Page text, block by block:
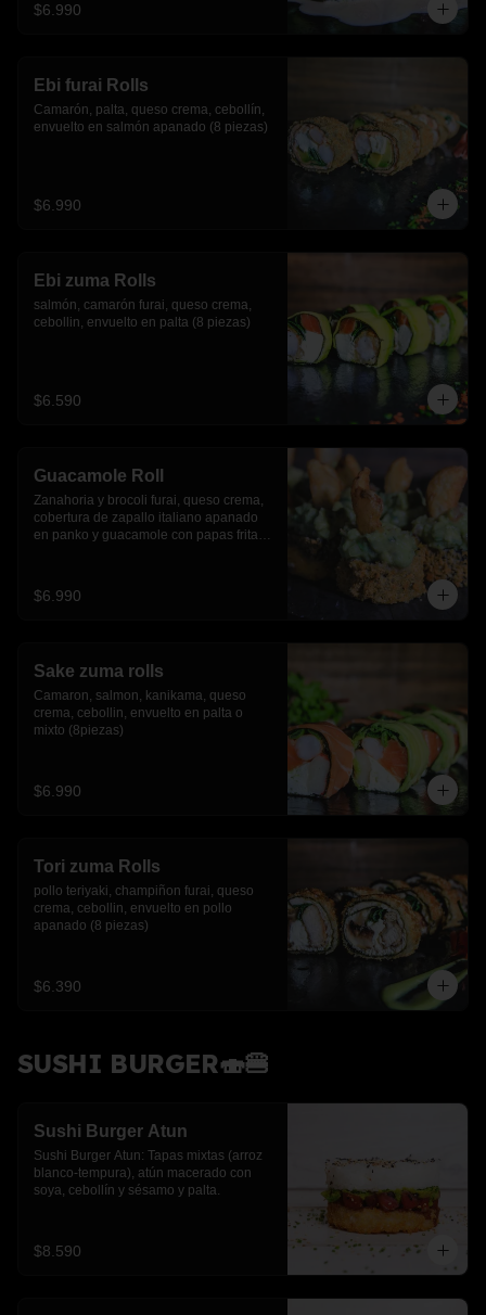
$6.990
Ebi furai Rolls
Camarón, palta, queso crema, cebollín,
envuelto en salmón apanado (8 piezas)
$6.990
Ebi zuma Rolls
salmón, camarón furai, queso crema,
cebollin, envuelto en palta (8 piezas)
$6.590
Guacamole Roll
Zanahoria y brocoli furai, queso crema,
cobertura de zapallo italiano apanado
en panko y guacamole con papas fritas.
$6.990
Sake zuma rolls
Camaron, salmon, kanikama, queso
crema, cebollin, envuelto en palta o
mixto (8piezas)
$6.990
Tori zuma Rolls
pollo teriyaki, champiñon furai, queso
crema, cebollin, envuelto en pollo
apanado (8 piezas)
$6.390
SUSHI BURGER🍣🍔
Sushi Burger Atun
Sushi Burger Atun: Tapas mixtas (arroz
blanco-tempura), atún macerado con
soya, cebollín y sésamo y palta.
$8.590